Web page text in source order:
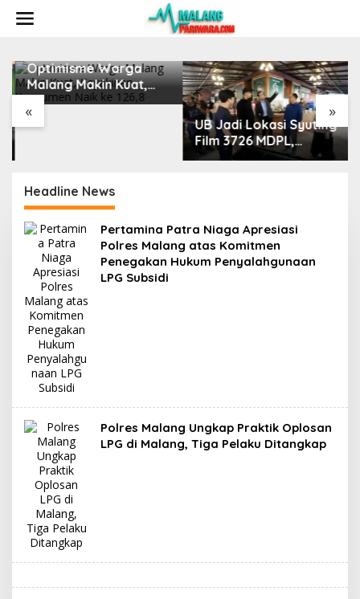
« »
Optimisme Warga
Malang Makin Kuat,
Keyakinan Konsumen
Naik ke 126,8
UB Jadi Lokasi Syuting
Film 3726 MDPL,
Sinergi Kampus dan
Headline News
Pertamina Patra Niaga Apresiasi
Polres Malang atas Komitmen
Penegakan Hukum Penyalahgunaan
LPG Subsidi
Polres Malang Ungkap Praktik Oplosan
LPG di Malang, Tiga Pelaku Ditangkap